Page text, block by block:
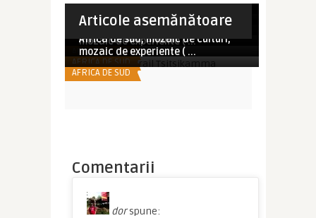
Articole asemănătoare
CANADA
GRECIA
Ce e de vazut, ce e de facut in
Samothraki – insula cum ...
AFRICA DE SUD
Africa de sud, mozaic de culturi,
AFRICA DE SUD
Imperator
Africa de sud, mozaic de culturi,
mozaic de experiente ( ...
AFRICA DE SUD
Imperator
Africa de sud, mozaic de culturi,
mozaic de experiente ( ...
Comentarii
dor spune: